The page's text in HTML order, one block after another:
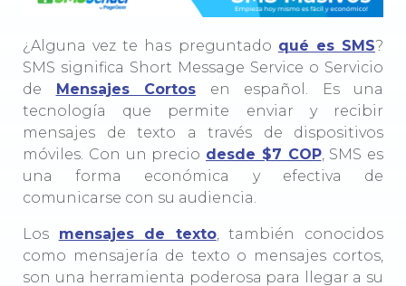
¿Alguna vez te has preguntado qué es SMS?
SMS significa Short Message Service o Servicio
de
Mensajes Cortos en español. Es una
tecnología que permite enviar y recibir
mensajes de texto a través de dispositivos
móviles. Con un precio desde $7 COP, SMS es
una forma económica y efectiva de
comunicarse con su audiencia.
Los mensajes de texto, también conocidos
como mensajería de texto o mensajes cortos,
son una herramienta poderosa para llegar a su